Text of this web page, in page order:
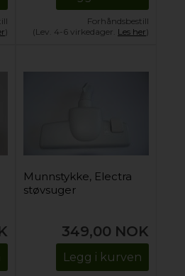
)
Forhåndsbestill
(Lev. 4-6 virkedager. Les her)
Munnstykke, Electra
støvsuger
349,00 NOK
Legg i kurven